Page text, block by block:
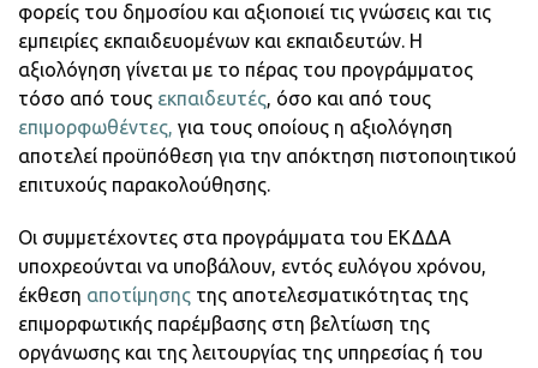
φορείς του δημοσίου και αξιοποιεί τις γνώσεις και τις
εμπειρίες εκπαιδευομένων και εκπαιδευτών. Η
αξιολόγηση γίνεται με το πέρας του προγράμματος
τόσο από τους εκπαιδευτές, όσο και από τους
επιμορφωθέντες, για τους οποίους η αξιολόγηση
αποτελεί προϋπόθεση για την απόκτηση πιστοποιητικού
επιτυχούς παρακολούθησης.
Οι συμμετέχοντες στα προγράμματα του ΕΚΔΔΑ
υποχρεούνται να υποβάλουν, εντός ευλόγου χρόνου,
έκθεση αποτίμησης της αποτελεσματικότητας της
επιμορφωτικής παρέμβασης στη βελτίωση της
οργάνωσης και της λειτουργίας της υπηρεσίας ή του